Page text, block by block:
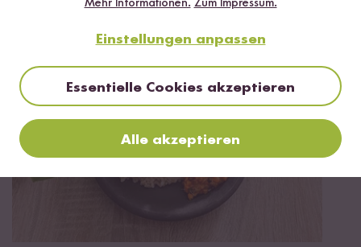
Mehr Rezepte mit Bio Beluga Linsen
Mehr Informationen. Zum Impressum.
Einstellungen anpassen
Essentielle Cookies akzeptieren
Alle akzeptieren